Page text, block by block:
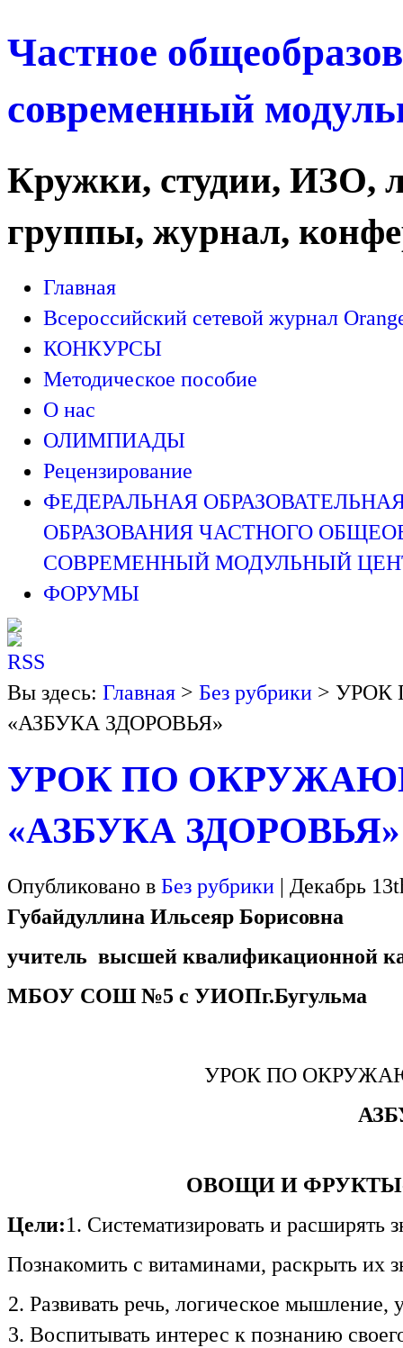
Частное
современный
Кружки, студии, ИЗО,
группы, журнал,
Главная
Всероссийский сетевой журнал
КОНКУРСЫ
Методическое пособие
О нас
ОЛИМПИАДЫ
Рецензирование
ФЕДЕРАЛЬНАЯ
ОБРАЗОВАНИЯ ЧАСТНОГО
СОВРЕМЕННЫЙ МОДУЛЬНЫЙ
ФОРУМЫ
Вы здесь: Главная > Без рубрики >
«АЗБУКА ЗДОРОВЬЯ»
УРОК ПО
«АЗБУКА ЗДОРОВЬЯ»
Опубликовано в Без рубрики | Декабрь
Губайдуллина Ильсеяр Борисовна
учитель высшей квалификационной
МБОУ СОШ №5 с УИОПг.Бугульма
УРОК ПО
АЗБУКА
ОВОЩИ И
Цели:1. Систематизировать и расширять
Познакомить с витаминами, раскрыть их
Развивать речь, логическое мышление,
Воспитывать интерес к познанию